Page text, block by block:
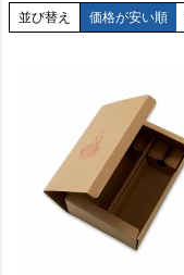
並び替え 価格が安い順